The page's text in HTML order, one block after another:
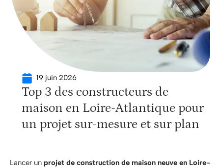
19 juin 2026
Top 3 des constructeurs de
maison en Loire-Atlantique pour
un projet sur-mesure et sur plan
Lancer un projet de construction de maison neuve en Loire-